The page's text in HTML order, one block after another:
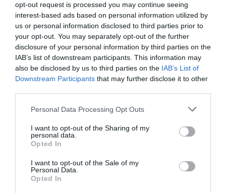
opt-out request is processed you may continue seeing
interest-based ads based on personal information utilized by
us or personal information disclosed to third parties prior to
your opt-out. You may separately opt-out of the further
disclosure of your personal information by third parties on the
IAB’s list of downstream participants. This information may
also be disclosed by us to third parties on the IAB’s List of
Downstream Participants that may further disclose it to other
Personal Data Processing Opt Outs
I want to opt-out of the Sharing of my
personal data.
Opted In
I want to opt-out of the Sale of my
Personal Data.
Opted In